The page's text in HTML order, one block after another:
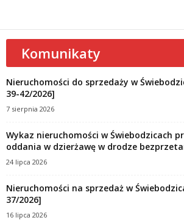
Komunikaty
Nieruchomości do sprzedaży w
39-42/2026]
7 sierpnia 2026
Wykaz nieruchomości w Świebodzicach
oddania w dzierżawę w drodze
24 lipca 2026
Nieruchomości na sprzedaż w
37/2026]
16 lipca 2026